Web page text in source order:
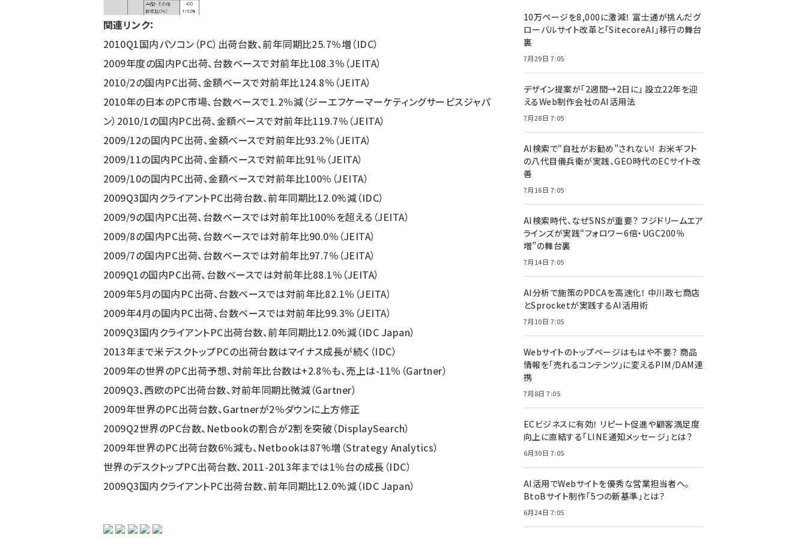
関連リンク：
2010Q1国内パソコン（PC）出荷台数、前年同期比25.7％増 （IDC）
2009年度の国内PC出荷、台数ベースで対前年比108.3％ （JEITA）
2010/2の国内PC出荷、金額ベースで対前年比124.8％ （JEITA）
2010年の日本のPC市場、台数ベースで1.2％減（ジーエフケーマーケティングサービスジャパ
ン） 2010/1の国内PC出荷、金額ベースで対前年比119.7％ （JEITA）
2009/12の国内PC出荷、金額ベースで対前年比93.2％ （JEITA）
2009/11の国内PC出荷、金額ベースで対前年比91％ （JEITA）
2009/10の国内PC出荷、金額ベースで対前年比100％ （JEITA）
2009Q3国内クライアントPC出荷台数、前年同期比12.0%減（IDC）
2009/9の国内PC出荷、台数ベースでは対前年比100％を超える （JEITA）
2009/8の国内PC出荷、台数ベースでは対前年比90.0％ （JEITA）
2009/7の国内PC出荷、台数ベースでは対前年比97.7％ （JEITA）
2009Q1の国内PC出荷、台数ベースでは対前年比88.1％ （JEITA）
2009年5月の国内PC出荷、台数ベースでは対前年比82.1％ （JEITA）
2009年4月の国内PC出荷、台数ベースでは対前年比99.3％ （JEITA）
2009Q3国内クライアントPC出荷台数、前年同期比12.0%減（IDC Japan）
2013年まで米デスクトップPCの出荷台数はマイナス成長が続く（IDC）
2009年の世界のPC出荷予想、対前年比台数は+2.8％も、売上は-11％ （Gartner）
2009Q3、西欧のPC出荷台数、対前年同期比微減（Gartner）
2009年世界のPC出荷台数、Gartnerが2％ダウンに上方修正
2009Q2世界のPC台数、Netbookの割合が2割を突破（DisplaySearch）
2009年世界のPC出荷台数6％減も、Netbookは87%増 （Strategy Analytics）
世界のデスクトップPC出荷台数、2011-2013年までは1％台の成長 （IDC）
2009Q3国内クライアントPC出荷台数、前年同期比12.0%減（IDC Japan）
10万ページを8,000に激減！ 富士通が挑んだグ
ローバルサイト改革と「SitecoreAI」移行の舞台
裏
7月29日 7:05
デザイン提案が「2週間→2日に」 設立22年を迎
えるWeb制作会社のAI活用法
7月28日 7:05
AI検索で“自社がお勧め”されない！ お米ギフト
の八代目儀兵衛が実践、GEO時代のECサイト改
善
7月16日 7:05
AI検索時代、なぜSNSが重要？ フジドリームエア
ラインズが実践“フォロワー6倍・UGC200％
増”の舞台裏
7月14日 7:05
AI分析で施策のPDCAを高速化！ 中川政七商店
とSprocketが実践するAI活用術
7月10日 7:05
Webサイトのトップページはもはや不要？ 商品
情報を「売れるコンテンツ」に変えるPIM/DAM連
携
7月8日 7:05
ECビジネスに有効！ リピート促進や顧客満足度
向上に直結する「LINE通知メッセージ」とは？
6月30日 7:05
AI活用でWebサイトを優秀な営業担当者へ。
BtoBサイト制作「5つの新基準」とは？
6月24日 7:05